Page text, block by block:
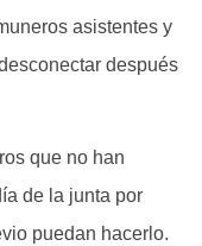
asistentes y
después
que no han
de la junta por
puedan hacerlo.